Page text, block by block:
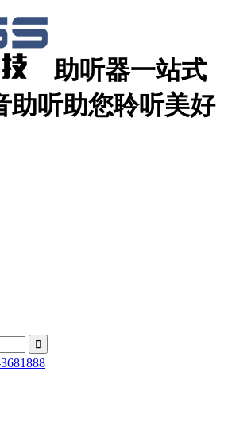
助听器一站式
助听助您聆听美好
